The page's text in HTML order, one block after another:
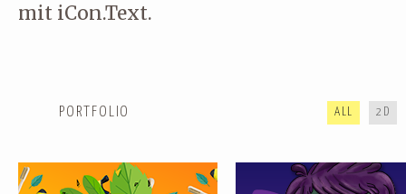
mit iCon.Text.
PORTFOLIO ALL 2D
SHOWREEL SOMMER 2024